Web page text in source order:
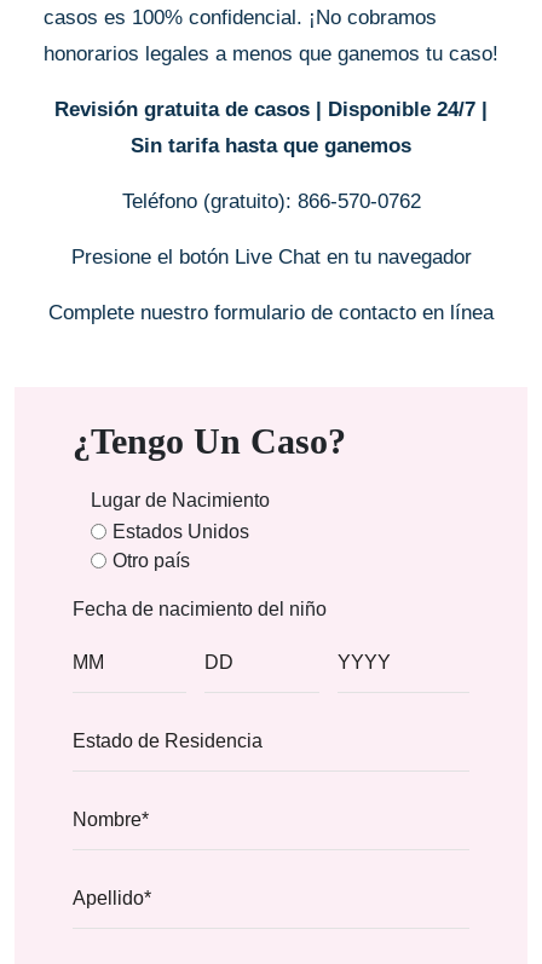
casos es 100% confidencial. ¡No cobramos
honorarios legales a menos que ganemos tu caso!
Revisión gratuita de casos | Disponible 24/7 |
Sin tarifa hasta que ganemos
Teléfono (gratuito): 866-570-0762
Presione el botón Live Chat en tu navegador
Complete nuestro formulario de contacto en línea
¿Tengo Un Caso?
Lugar de Nacimiento
Estados Unidos
Otro país
Fecha de nacimiento del niño